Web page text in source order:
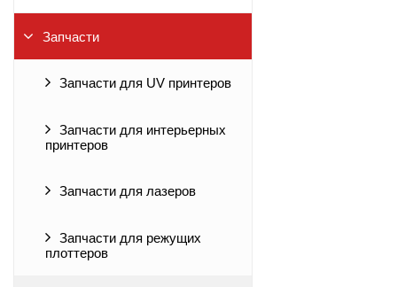
Запчасти
Запчасти для UV принтеров
Запчасти для интерьерных
принтеров
Запчасти для лазеров
Запчасти для режущих
плоттеров